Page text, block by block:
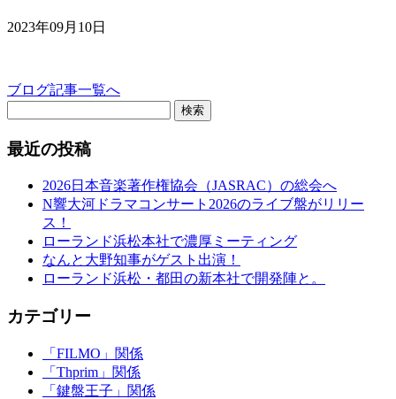
2023年09月10日
ブログ記事一覧へ
検索
最近の投稿
2026日本音楽著作権協会（JASRAC）の総会へ
N響大河ドラマコンサート2026のライブ盤がリリー
ス！
ローランド浜松本社で濃厚ミーティング
なんと大野知事がゲスト出演！
ローランド浜松・都田の新本社で開発陣と。
カテゴリー
「FILMO」関係
「Thprim」関係
「鍵盤王子」関係